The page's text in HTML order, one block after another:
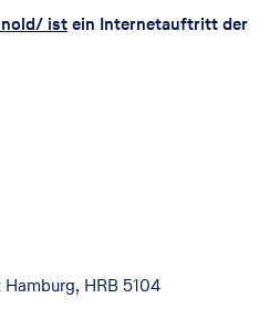
istein Internetauftritt der
HRB 5104